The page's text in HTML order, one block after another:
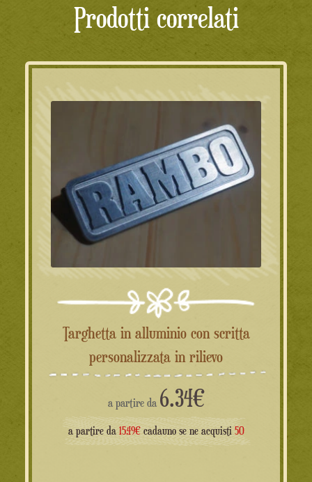
Prodotti correlati
Targhetta in alluminio con scritta
personalizzata in rilievo
a partire da 6.34€
a partire da 15.49€cadauno se ne acquisti 50